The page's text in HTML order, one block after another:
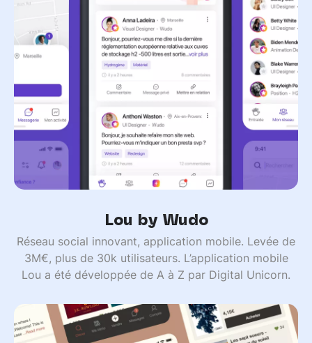
Lou by Wudo
Réseau social innovant, application mobile. Levée de
3M€, plus de 30k utilisateurs. L’application mobile
Lou a été développée de A à Z par Digital Unicorn.